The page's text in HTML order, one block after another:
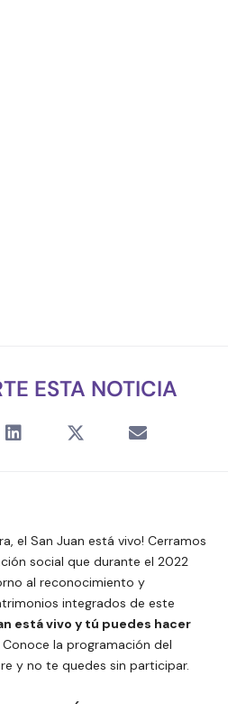
ESTA NOTICIA
el San Juan está vivo! Cerramos
social que durante el 2022
al reconocimiento y
integrados de este
está vivo y tú puedes hacer
Conoce la programación del
y no te quedes sin participar.